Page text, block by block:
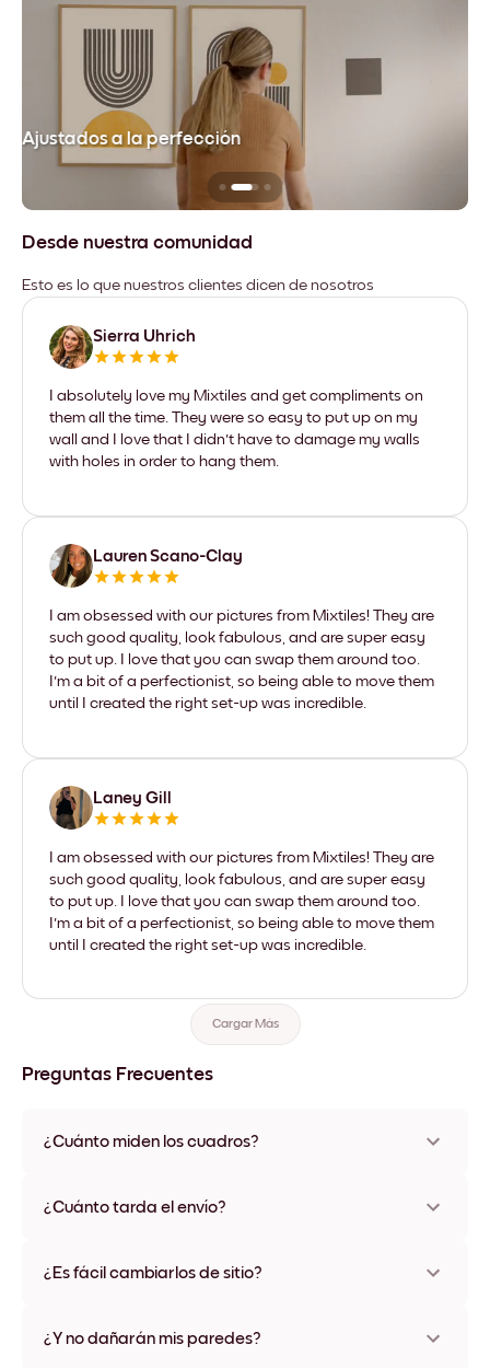
Ajustados a la perfección
Desde nuestra comunidad
Esto es lo que nuestros clientes dicen de nosotros
Sierra Uhrich
I absolutely love my Mixtiles and get compliments on
them all the time. They were so easy to put up on my
wall and I love that I didn't have to damage my walls
with holes in order to hang them.
Lauren Scano-Clay
I am obsessed with our pictures from Mixtiles! They are
such good quality, look fabulous, and are super easy
to put up. I love that you can swap them around too.
I'm a bit of a perfectionist, so being able to move them
until I created the right set-up was incredible.
Laney Gill
I am obsessed with our pictures from Mixtiles! They are
such good quality, look fabulous, and are super easy
to put up. I love that you can swap them around too.
I'm a bit of a perfectionist, so being able to move them
until I created the right set-up was incredible.
Cargar Más
Preguntas Frecuentes
¿Cuánto miden los cuadros?
varios materiales y colores de marco, incluidas opciones sin
¿Cuánto tarda el envío?
disponibles en algunos países. Te enviaremos un número de
¿Es fácil cambiarlos de sitio?
ningún daño
¿Y no dañarán mis paredes?